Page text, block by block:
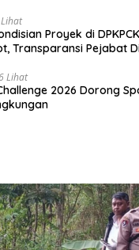
Proyek di
Transparansi Pejabat
Lihat
2026 Dorong